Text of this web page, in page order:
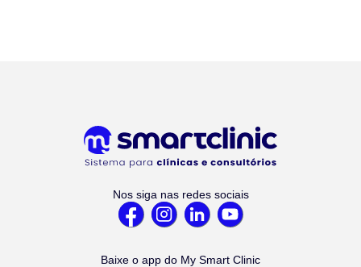
Nos siga nas redes sociais
Baixe o app do My Smart Clinic